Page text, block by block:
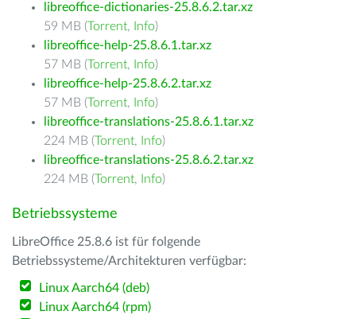
libreoffice-dictionaries-25.8.6.2.tar.xz
59 MB (Torrent, Info)
libreoffice-help-25.8.6.1.tar.xz
57 MB (Torrent, Info)
libreoffice-help-25.8.6.2.tar.xz
57 MB (Torrent, Info)
libreoffice-translations-25.8.6.1.tar.xz
224 MB (Torrent, Info)
libreoffice-translations-25.8.6.2.tar.xz
224 MB (Torrent, Info)
Betriebssysteme
LibreOffice 25.8.6 ist für folgende
Betriebssysteme/Architekturen verfügbar:
Linux Aarch64 (deb)
Linux Aarch64 (rpm)